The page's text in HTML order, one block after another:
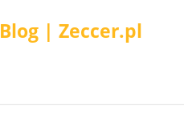
Blog | Zeccer.pl